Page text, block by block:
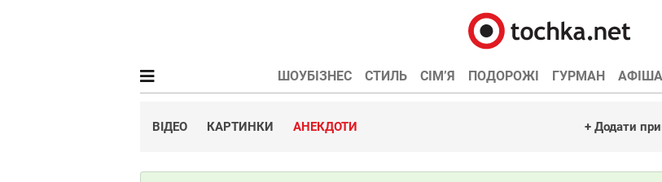
ШОУБІЗНЕС СТИЛЬ СІМ’Я ПОДОРОЖІ ГУРМАН АФІША
ВІДЕО КАРТИНКИ АНЕКДОТИ + Додати